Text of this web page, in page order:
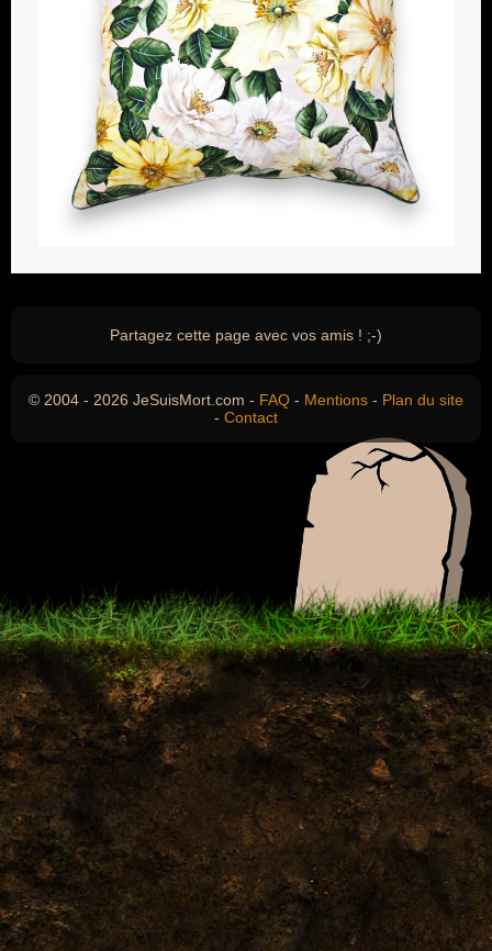
Partagez cette page avec vos amis ! ;-)
© 2004 - 2026 JeSuisMort.com - FAQ - Mentions - Plan du site
- Contact